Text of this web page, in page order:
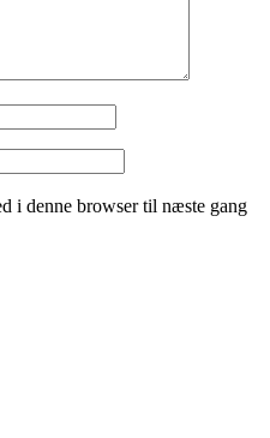
i denne browser til næste gang